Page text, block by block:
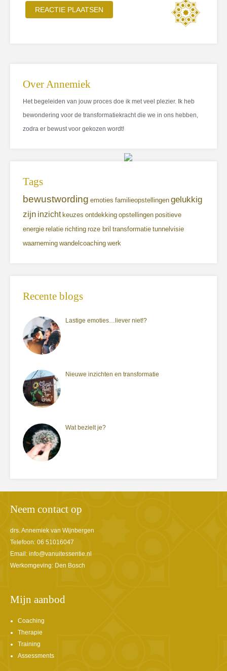
Over Annemiek
Het begeleiden van jouw proces doe ik met veel plezier. Ik heb
bewondering voor de transformatiekracht die we in ons hebben,
zodra er bewust voor gekozen wordt!
Tags
bewustwording emoties familieopstellingen gelukkig
zijn inzicht keuzes ontdekking opstellingen positieve
energie relatie richting roze bril transformatie tunnelvisie
waarneming wandelcoaching werk
Recente blogs
Lastige emoties…liever niet!?
Nieuwe inzichten en transformatie
Wat bezielt je?
Neem contact op
drs. Annemiek van Wijnbergen
Telefoon: 06 51016047
Email: info@vanuitessentie.nl
Werkomgeving: Den Bosch
Mijn aanbod
Coaching
Therapie
Training
Assessments